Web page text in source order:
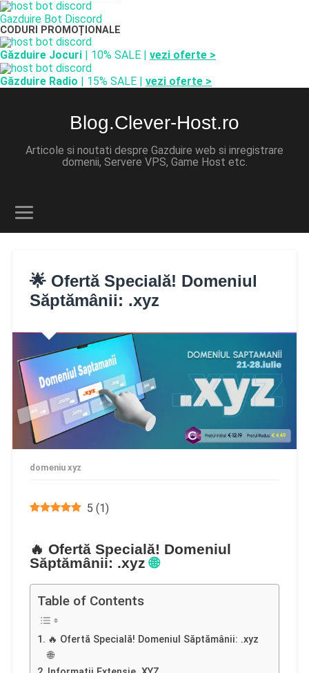
Gazduire Bot Discord
CODURI PROMOȚIONALE
Găzduire Jocuri | 10% SALE | vezi oferte >
Găzduire Radio | 15% SALE | vezi oferte >
Blog.Clever-Host.ro
Articole si noutati despre Gazduire web si inregistrare
domenii, Servere VPS, Game Host etc.
🌟 Ofertă Specială! Domeniul
Săptămânii: .xyz
domeniu xyz
5 (1)
🔥 Ofertă Specială! Domeniul
Săptămânii: .xyz 🌐
Table of Contents
🔥 Ofertă Specială! Domeniul Săptămânii: .xyz
🌐